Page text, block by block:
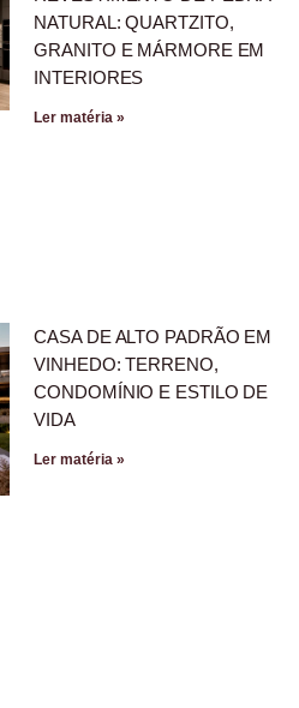
NATURAL: QUARTZITO,
GRANITO E MÁRMORE EM
INTERIORES
Ler matéria »
CASA DE ALTO PADRÃO EM
VINHEDO: TERRENO,
CONDOMÍNIO E ESTILO DE
VIDA
Ler matéria »